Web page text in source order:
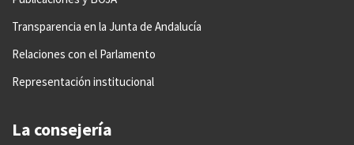
Transparencia en la Junta de Andalucía
Relaciones con el Parlamento
Representación institucional
La consejería